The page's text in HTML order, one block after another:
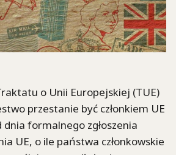
o Unii Europejskiej (TUE)
przestanie być członkiem UE
dnia formalnego zgłoszenia
UE, o ile państwa członkowskie